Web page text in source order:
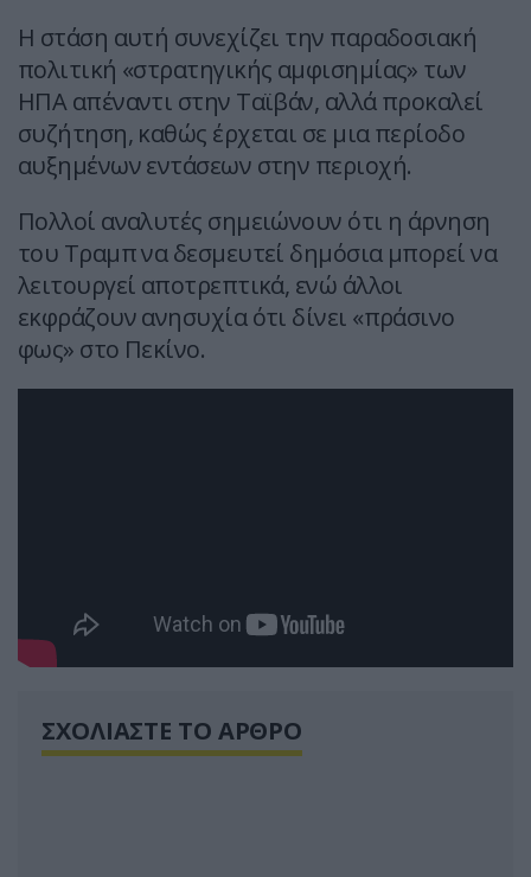
Η στάση αυτή συνεχίζει την παραδοσιακή
πολιτική «στρατηγικής αμφισημίας» των
ΗΠΑ απέναντι στην Ταϊβάν, αλλά προκαλεί
συζήτηση, καθώς έρχεται σε μια περίοδο
αυξημένων εντάσεων στην περιοχή.
Πολλοί αναλυτές σημειώνουν ότι η άρνηση
του Τραμπ να δεσμευτεί δημόσια μπορεί να
λειτουργεί αποτρεπτικά, ενώ άλλοι
εκφράζουν ανησυχία ότι δίνει «πράσινο
φως» στο Πεκίνο.
ΣΧΟΛΙΑΣΤΕ ΤΟ ΑΡΘΡΟ